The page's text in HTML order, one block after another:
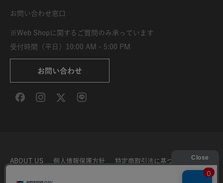
お問い合わせ窓口
※Web Shopに関するご質問のみ承っています
受付時間（平日）10:00 AM - 5:00 PM
お問い合わせ
ABOUT US 個人情報保護方針 特定商取引法に基づく表示